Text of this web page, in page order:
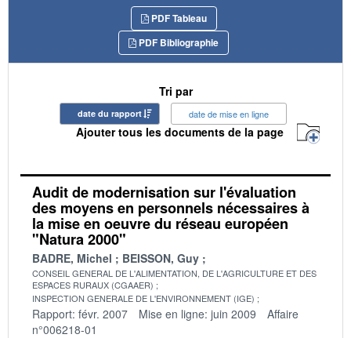
PDF Tableau
PDF Bibliographie
Tri par
date du rapport date de mise en ligne
Ajouter tous les documents de la page
Audit de modernisation sur l'évaluation
des moyens en personnels nécessaires à
la mise en oeuvre du réseau européen
"Natura 2000"
BADRE, Michel BEISSON, Guy
CONSEIL GENERAL DE L'ALIMENTATION, DE L'AGRICULTURE ET DES
ESPACES RURAUX (CGAAER)
INSPECTION GENERALE DE L'ENVIRONNEMENT (IGE)
Rapport: févr. 2007 Mise en ligne: juin 2009
Affaire
n°006218-01